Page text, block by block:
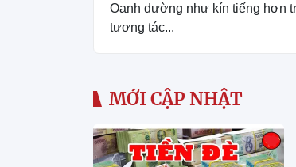
Oanh dường như kín tiếng hơn
tương tác...
MỚI CẬP NHẬT